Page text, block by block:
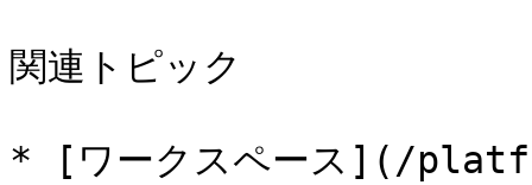
関連トピック
* [ワークスペース](/